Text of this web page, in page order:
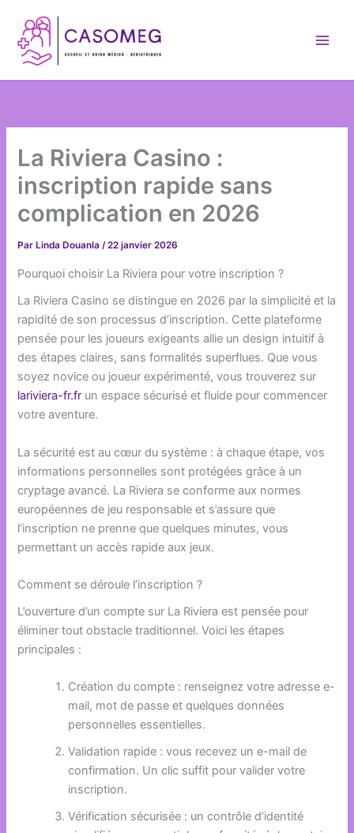
contenu
La Riviera Casino :
inscription rapide sans
complication en 2026
Par Linda Douanla/22 janvier 2026
Pourquoi choisir La Riviera pour votre inscription ?
La Riviera Casino se distingue en 2026 par la simplicité et la
rapidité de son processus d’inscription. Cette plateforme
pensée pour les joueurs exigeants allie un design intuitif à
des étapes claires, sans formalités superflues. Que vous
soyez novice ou joueur expérimenté, vous trouverez sur
lariviera-fr.fr un espace sécurisé et fluide pour commencer
votre aventure.
La sécurité est au cœur du système : à chaque étape, vos
informations personnelles sont protégées grâce à un
cryptage avancé. La Riviera se conforme aux normes
européennes de jeu responsable et s’assure que
l’inscription ne prenne que quelques minutes, vous
permettant un accès rapide aux jeux.
Comment se déroule l’inscription ?
L’ouverture d’un compte sur La Riviera est pensée pour
éliminer tout obstacle traditionnel. Voici les étapes
principales :
Création du compte : renseignez votre adresse e-
mail, mot de passe et quelques données
personnelles essentielles.
Validation rapide : vous recevez un e-mail de
confirmation. Un clic suffit pour valider votre
inscription.
Vérification sécurisée : un contrôle d’identité